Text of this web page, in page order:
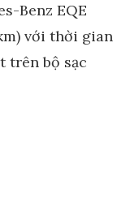
Benz EQE
với thời gian
trên bộ sạc